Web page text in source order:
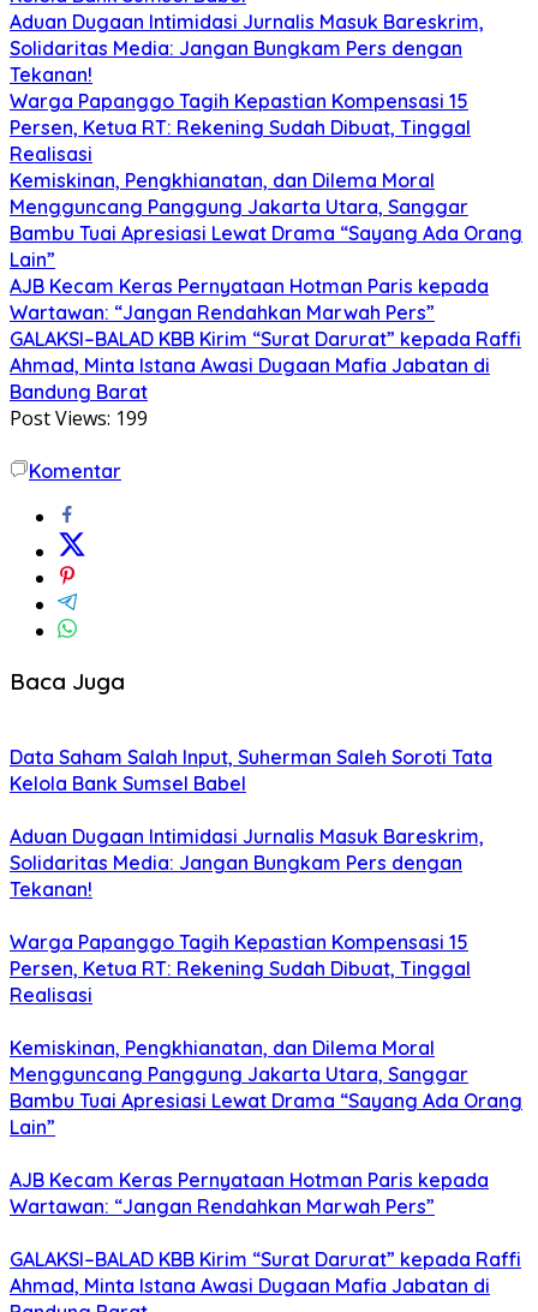
Aduan Dugaan Intimidasi Jurnalis Masuk Bareskrim,
Solidaritas Media: Jangan Bungkam Pers dengan
Tekanan!
Warga Papanggo Tagih Kepastian Kompensasi 15
Persen, Ketua RT: Rekening Sudah Dibuat, Tinggal
Realisasi
Kemiskinan, Pengkhianatan, dan Dilema Moral
Mengguncang Panggung Jakarta Utara, Sanggar
Bambu Tuai Apresiasi Lewat Drama “Sayang Ada Orang
Lain”
AJB Kecam Keras Pernyataan Hotman Paris kepada
Wartawan: “Jangan Rendahkan Marwah Pers”
GALAKSI–BALAD KBB Kirim “Surat Darurat” kepada Raffi
Ahmad, Minta Istana Awasi Dugaan Mafia Jabatan di
Bandung Barat
Post Views: 199
Komentar
Baca Juga
Data Saham Salah Input, Suherman Saleh Soroti Tata
Kelola Bank Sumsel Babel
Aduan Dugaan Intimidasi Jurnalis Masuk Bareskrim,
Solidaritas Media: Jangan Bungkam Pers dengan
Tekanan!
Warga Papanggo Tagih Kepastian Kompensasi 15
Persen, Ketua RT: Rekening Sudah Dibuat, Tinggal
Realisasi
Kemiskinan, Pengkhianatan, dan Dilema Moral
Mengguncang Panggung Jakarta Utara, Sanggar
Bambu Tuai Apresiasi Lewat Drama “Sayang Ada Orang
Lain”
AJB Kecam Keras Pernyataan Hotman Paris kepada
Wartawan: “Jangan Rendahkan Marwah Pers”
GALAKSI–BALAD KBB Kirim “Surat Darurat” kepada Raffi
Ahmad, Minta Istana Awasi Dugaan Mafia Jabatan di